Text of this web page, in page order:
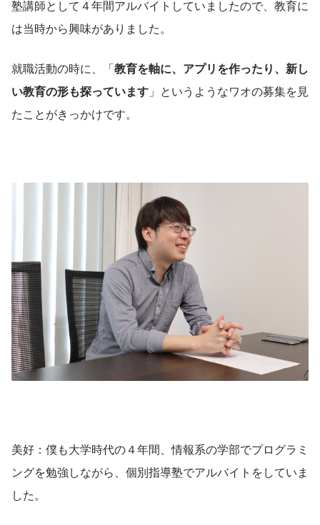
塾講師として４年間アルバイトしていましたので、教育に
は当時から興味がありました。
就職活動の時に、「教育を軸に、アプリを作ったり、新し
い教育の形も探っています 」というようなワオの募集を見
たことがきっかけです。
美好：僕も大学時代の４年間、情報系の学部でプログラミ
ングを勉強しながら、個別指導塾でアルバイトをしていま
した。